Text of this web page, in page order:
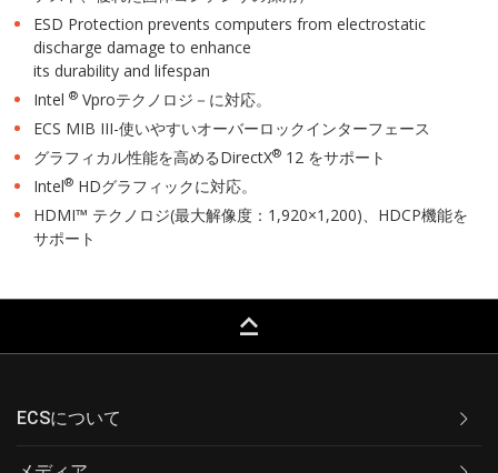
ESD Protection prevents computers from electrostatic
discharge damage to enhance
its durability and lifespan
Intel ® Vproテクノロジ－に対応。
ECS MIB III-使いやすいオーバーロックインターフェース
グラフィカル性能を高めるDirectX® 12 をサポート
Intel® HDグラフィックに対応。
HDMI™ テクノロジ(最大解像度：1,920×1,200)、HDCP機能を
サポート
keyboard_capslock
ECSについて